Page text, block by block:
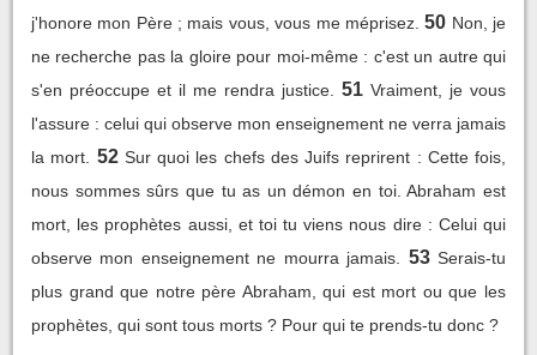
j'honore mon Père ; mais vous, vous me méprisez. 50 Non, je
ne recherche pas la gloire pour moi-même : c'est un autre qui
s'en préoccupe et il me rendra justice.
51 Vraiment, je vous
l'assure : celui qui observe mon enseignement ne verra jamais
la mort.
52 Sur quoi les chefs des Juifs reprirent : Cette fois,
nous sommes sûrs que tu as un démon en toi. Abraham est
mort, les prophètes aussi, et toi tu viens nous dire : Celui qui
observe mon enseignement ne mourra jamais.
53 Serais-tu
plus grand que notre père Abraham, qui est mort ou que les
prophètes, qui sont tous morts ? Pour qui te prends-tu donc ?